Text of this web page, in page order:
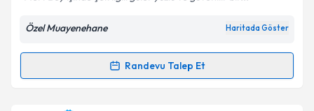
'ni okudum ve kişisel verilerimin belirtilen
kapsamda işlenmesini kabul ediyorum.
Özel Muayenehane Haritada Göster
Randevu Talep Et
Randevu Takvimi Talebi